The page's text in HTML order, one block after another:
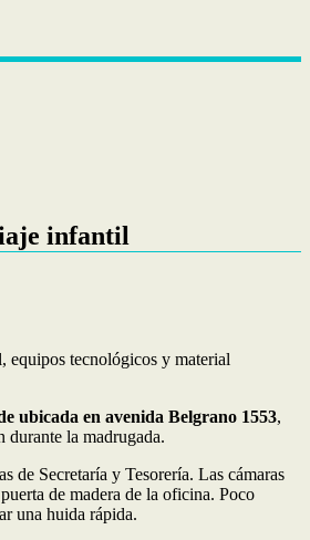
infantil
equipos tecnológicos y material
ubicada en avenida Belgrano 1553,
la madrugada.
de Secretaría y Tesorería. Las cámaras
de madera de la oficina. Poco
una huida rápida.